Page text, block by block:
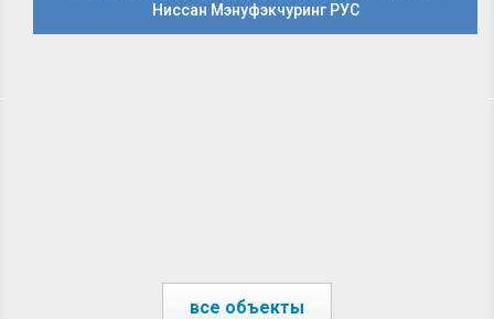
все объекты
Ниссан Мэнуфэкчуринг РУС